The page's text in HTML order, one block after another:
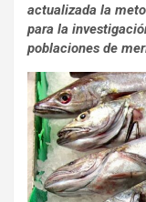
actualizada la
para la
poblaciones de